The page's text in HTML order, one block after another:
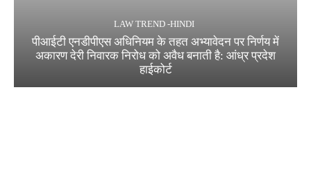
LAW TREND -HINDI
पीआईटी एनडीपीएस अधिनियम के तहत अभ्यावेदन पर निर्णय में
अकारण देरी निवारक निरोध को अवैध बनाती है: आंध्र प्रदेश
हाईकोर्ट